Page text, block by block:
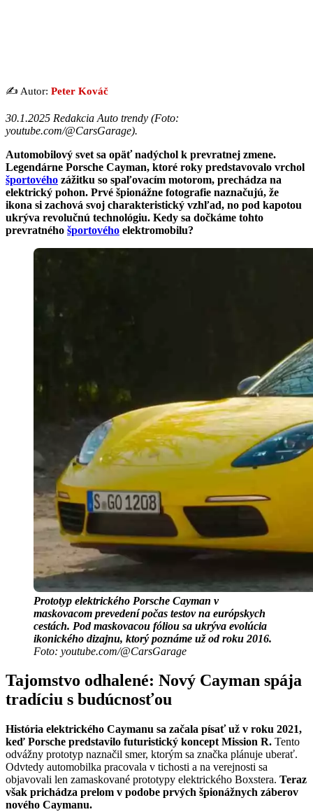
✍️ Autor: Peter Kováč
30.1.2025 Redakcia Auto trendy (Foto:
youtube.com/@CarsGarage).
Automobilový svet sa opäť nadýchol k prevratnej zmene.
Legendárne Porsche Cayman, ktoré roky predstavovalo vrchol
športového zážitku so spaľovacím motorom, prechádza na
elektrický pohon. Prvé špionážne fotografie naznačujú, že
ikona si zachová svoj charakteristický vzhľad, no pod kapotou
ukrýva revolučnú technológiu. Kedy sa dočkáme tohto
prevratného športového elektromobilu?
Prototyp elektrického Porsche Cayman v
maskovacom prevedení počas testov na európskych
cestách. Pod maskovacou fóliou sa ukrýva evolúcia
ikonického dizajnu, ktorý poznáme už od roku 2016.
Foto: youtube.com/@CarsGarage
Tajomstvo odhalené: Nový Cayman spája
tradíciu s budúcnosťou
História elektrického Caymanu sa začala písať už v roku 2021,
keď Porsche predstavilo futuristický koncept Mission R. Tento
odvážny prototyp naznačil smer, ktorým sa značka plánuje uberať.
Odvtedy automobilka pracovala v tichosti a na verejnosti sa
objavovali len zamaskované prototypy elektrického Boxstera. Teraz
však prichádza prelom v podobe prvých špionážnych záberov
nového Caymanu.